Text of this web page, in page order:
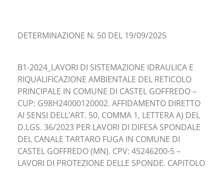
DETERMINAZIONE N. 50 DEL 19/09/2025
B1-2024_LAVORI DI SISTEMAZIONE IDRAULICA E
RIQUALIFICAZIONE AMBIENTALE DEL RETICOLO
PRINCIPALE IN COMUNE DI CASTEL GOFFREDO –
CUP: G98H24000120002. AFFIDAMENTO DIRETTO
AI SENSI DELL’ART. 50, COMMA 1, LETTERA A) DEL
D.LGS. 36/2023 PER LAVORI DI DIFESA SPONDALE
DEL CANALE TARTARO FUGA IN COMUNE DI
CASTEL GOFFREDO (MN). CPV: 45246200-5 –
LAVORI DI PROTEZIONE DELLE SPONDE. CAPITOLO